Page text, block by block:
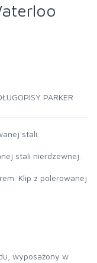
PARKER
stali.
stali nierdzewnej.
Klip z polerowanej
wyposażony w